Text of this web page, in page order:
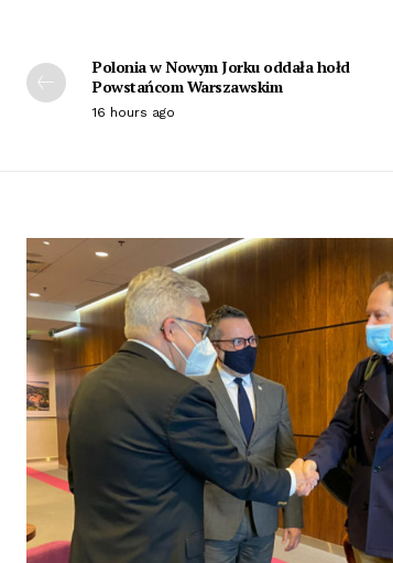
Polonia w Nowym Jorku oddała hołd
Powstańcom Warszawskim
16 hours ago